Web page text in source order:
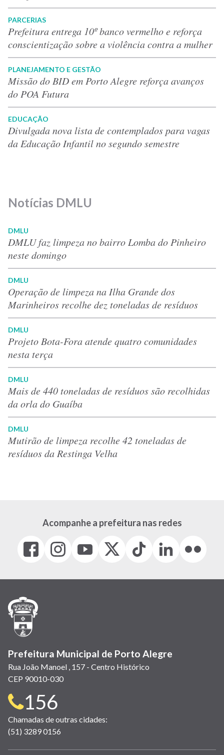
PARCERIAS
Prefeitura entrega 10º banco vermelho e reforça
conscientização sobre a violência contra a mulher
PLANEJAMENTO E GESTÃO
Missão do BID em Porto Alegre reforça avanços
do POA Futura
EDUCAÇÃO
Divulgada nova lista de contemplados para vagas
da Educação Infantil no segundo semestre
Notícias DMLU
DMLU
DMLU faz limpeza no bairro Lomba do Pinheiro
neste domingo
DMLU
Operação de limpeza na Ilha Grande dos
Marinheiros recolhe dez toneladas de resíduos
DMLU
Projeto Bota-Fora atende quatro comunidades
nesta terça
DMLU
Mais de 440 toneladas de resíduos são recolhidas
da orla do Guaíba
DMLU
Mutirão de limpeza recolhe 42 toneladas de
resíduos da Restinga Velha
Acompanhe a prefeitura nas redes
Facebook
(link
em
janela)
Instagram
(link
em
(link
em
(Antigo
(link
Tiktok
(link
em
LinkedIn
(link
em
(link
em
Prefeitura Municipal de Porto Alegre
Rua João Manoel , 157 - Centro Histórico
CEP 90010-030
Telefone
para
contato:
156
Chamadas de outras cidades:
(51) 3289 0156